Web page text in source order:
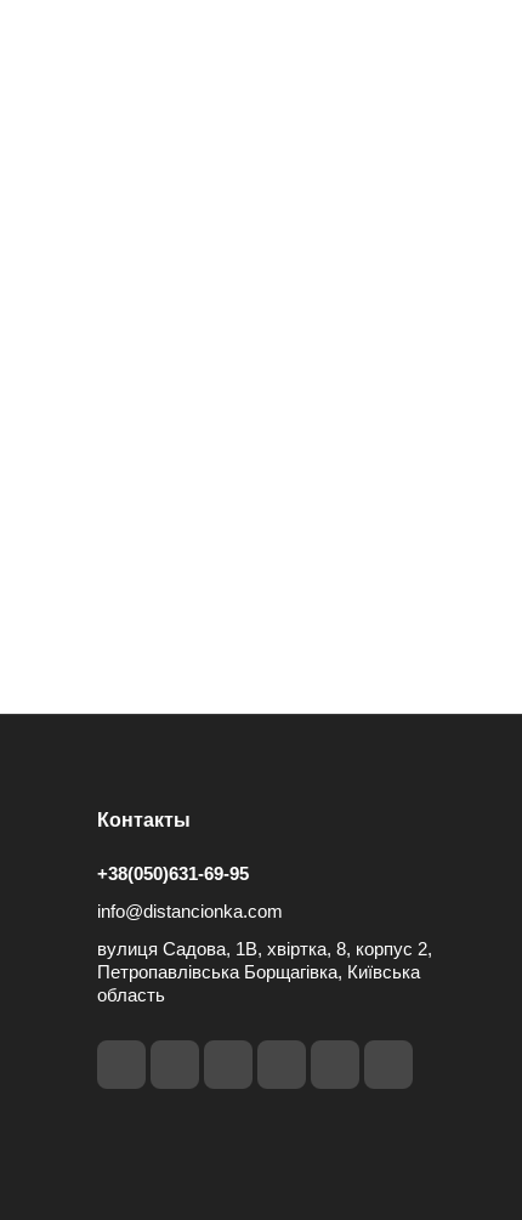
Контакты
+38(050)631-69-95
info@distancionka.com
вулиця Садова, 1В, хвіртка, 8, корпус 2,
Петропавлівська Борщагівка, Київська
область